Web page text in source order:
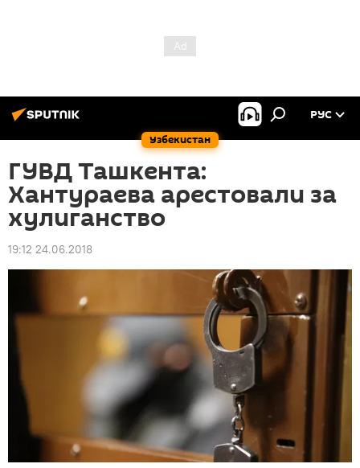
Узбекистан
РУС
ГУВД Ташкента:
Хантураева арестовали за
хулиганство
19:12 24.06.2018